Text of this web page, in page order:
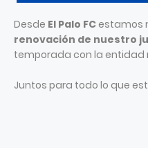
Desde El Palo FC estamos
renovación de nuestro
temporada con la entidad
Juntos para todo lo que